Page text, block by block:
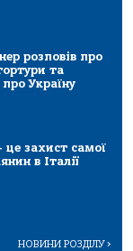
розповів про
та
Україну
це захист самої
в Італії
НОВИНИ РОЗДІЛУ>